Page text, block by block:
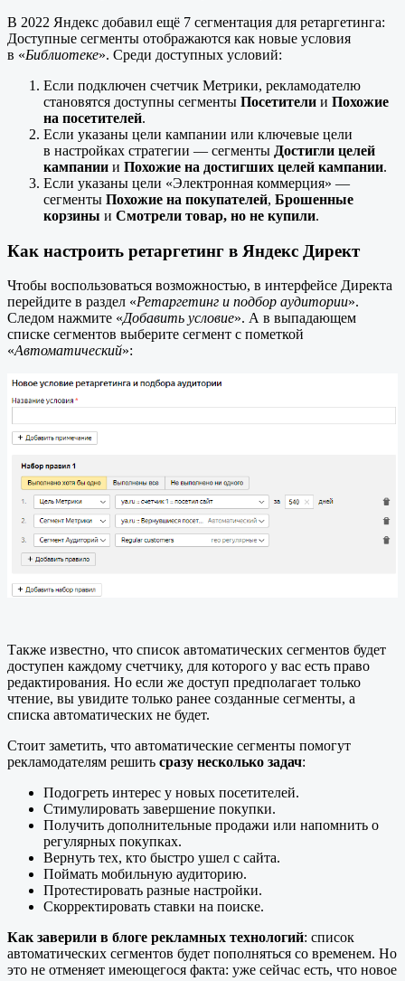
В 2022 Яндекс добавил ещё 7 сегментация для ретаргетинга:
Доступные сегменты отображаются как новые условия
в «Библиотеке». Среди доступных условий:
Если подключен счетчик Метрики, рекламодателю
становятся доступны сегменты Посетители и Похожие
на посетителей.
Если указаны цели кампании или ключевые цели
в настройках стратегии — сегменты Достигли целей
кампании и Похожие на достигших целей кампании.
Если указаны цели «Электронная коммерция» —
сегменты Похожие на покупателей, Брошенные
корзины и Смотрели товар, но не купили.
Как настроить ретаргетинг в Яндекс Директ
Чтобы воспользоваться возможностью, в интерфейсе Директа
перейдите в раздел «Ретаргетинг и подбор аудитории».
Следом нажмите «Добавить условие». А в выпадающем
списке сегментов выберите сегмент с пометкой
«Автоматический»:
Также известно, что список автоматических сегментов будет
доступен каждому счетчику, для которого у вас есть право
редактирования. Но если же доступ предполагает только
чтение, вы увидите только ранее созданные сегменты, а
списка автоматических не будет.
Стоит заметить, что автоматические сегменты помогут
рекламодателям решить сразу несколько задач:
Подогреть интерес у новых посетителей.
Стимулировать завершение покупки.
Получить дополнительные продажи или напомнить о
регулярных покупках.
Вернуть тех, кто быстро ушел с сайта.
Поймать мобильную аудиторию.
Протестировать разные настройки.
Скорректировать ставки на поиске.
Как заверили в блоге рекламных технологий: список
автоматических сегментов будет пополняться со временем. Но
это не отменяет имеющегося факта: уже сейчас есть, что новое